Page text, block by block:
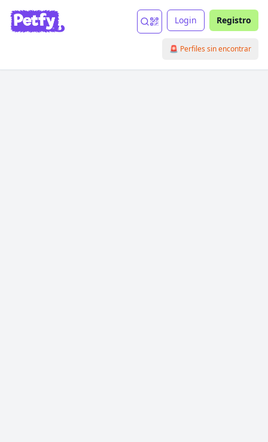
Login Registro
🚨 Perfiles sin encontrar